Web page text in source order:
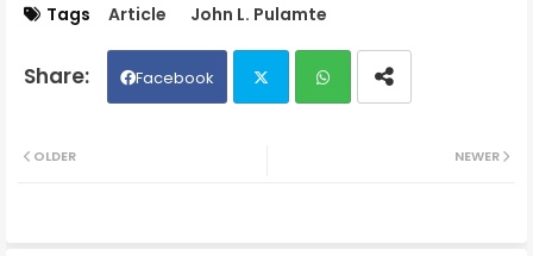
Tags Article John L. Pulamte
Facebook
NEWER
OLDER